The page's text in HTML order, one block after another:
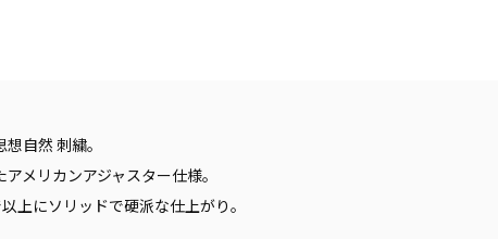
自然 刺繍。
メリカンアジャスター仕様。
上にソリッドで硬派な仕上がり。